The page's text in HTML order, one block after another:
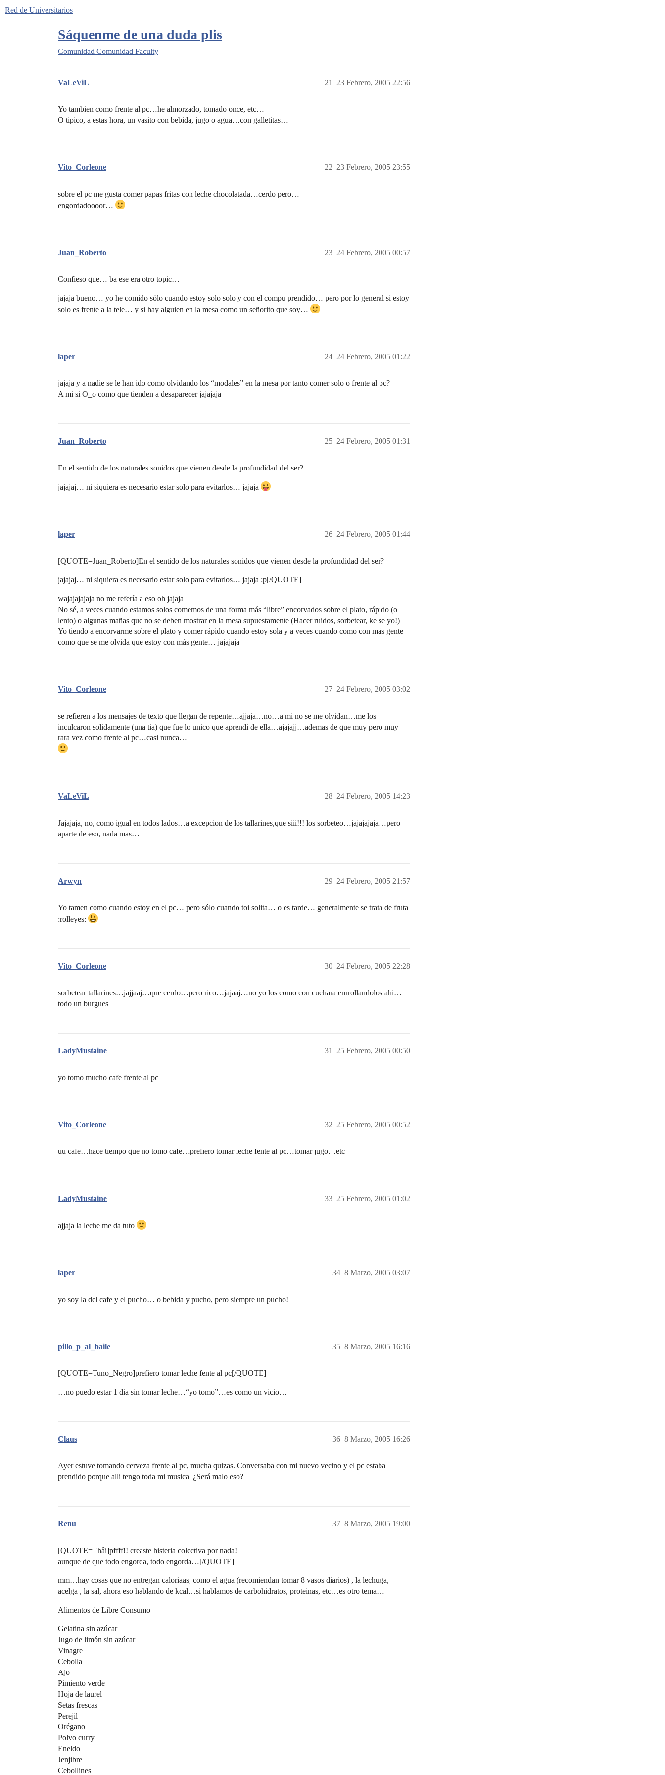
Red de Universitarios
Sáquenme de una duda plis
Comunidad Comunidad Faculty
VaLeViL 23 Febrero, 2005 22:56
21
Yo tambien como frente al pc…he almorzado, tomado once, etc…
O tipico, a estas hora, un vasito con bebida, jugo o agua…con galletitas…
Vito_Corleone 23 Febrero, 2005 23:55
22
sobre el pc me gusta comer papas fritas con leche chocolatada…cerdo pero…
engordadoooor…
Juan_Roberto 24 Febrero, 2005 00:57
23
Confieso que… ba ese era otro topic…
jajaja bueno… yo he comido sólo cuando estoy solo solo y con el compu prendido… pero por lo general si estoy
solo es frente a la tele… y si hay alguien en la mesa como un señorito que soy…
laper 24 Febrero, 2005 01:22
24
jajaja y a nadie se le han ido como olvidando los “modales” en la mesa por tanto comer solo o frente al pc?
A mi si O_o como que tienden a desaparecer jajajaja
Juan_Roberto 24 Febrero, 2005 01:31
25
En el sentido de los naturales sonidos que vienen desde la profundidad del ser?
jajajaj… ni siquiera es necesario estar solo para evitarlos… jajaja
laper 24 Febrero, 2005 01:44
26
[QUOTE=Juan_Roberto]En el sentido de los naturales sonidos que vienen desde la profundidad del ser?
jajajaj… ni siquiera es necesario estar solo para evitarlos… jajaja :p[/QUOTE]
wajajajajaja no me refería a eso oh jajaja
No sé, a veces cuando estamos solos comemos de una forma más “libre” encorvados sobre el plato, rápido (o
lento) o algunas mañas que no se deben mostrar en la mesa supuestamente (Hacer ruidos, sorbetear, ke se yo!)
Yo tiendo a encorvarme sobre el plato y comer rápido cuando estoy sola y a veces cuando como con más gente
como que se me olvida que estoy con más gente… jajajaja
Vito_Corleone 24 Febrero, 2005 03:02
27
se refieren a los mensajes de texto que llegan de repente…ajjaja…no…a mi no se me olvidan…me los
inculcaron solidamente (una tia) que fue lo unico que aprendi de ella…ajajajj…ademas de que muy pero muy
rara vez como frente al pc…casi nunca…
VaLeViL 24 Febrero, 2005 14:23
28
Jajajaja, no, como igual en todos lados…a excepcion de los tallarines,que siii!!! los sorbeteo…jajajajaja…pero
aparte de eso, nada mas…
Arwyn 24 Febrero, 2005 21:57
29
Yo tamen como cuando estoy en el pc… pero sólo cuando toi solita… o es tarde… generalmente se trata de fruta
:rolleyes:
Vito_Corleone 24 Febrero, 2005 22:28
30
sorbetear tallarines…jajjaaj…que cerdo…pero rico…jajaaj…no yo los como con cuchara enrrollandolos ahi…
todo un burgues
LadyMustaine 25 Febrero, 2005 00:50
31
yo tomo mucho cafe frente al pc
Vito_Corleone 25 Febrero, 2005 00:52
32
uu cafe…hace tiempo que no tomo cafe…prefiero tomar leche fente al pc…tomar jugo…etc
LadyMustaine 25 Febrero, 2005 01:02
33
ajjaja la leche me da tuto
laper 8 Marzo, 2005 03:07
34
yo soy la del cafe y el pucho… o bebida y pucho, pero siempre un pucho!
pillo_p_al_baile 8 Marzo, 2005 16:16
35
[QUOTE=Tuno_Negro]prefiero tomar leche fente al pc[/QUOTE]
…no puedo estar 1 dia sin tomar leche…“yo tomo”…es como un vicio…
Claus 8 Marzo, 2005 16:26
36
Ayer estuve tomando cerveza frente al pc, mucha quizas. Conversaba con mi nuevo vecino y el pc estaba
prendido porque alli tengo toda mi musica. ¿Será malo eso?
Renu 8 Marzo, 2005 19:00
37
[QUOTE=Thâi]pffff!! creaste histeria colectiva por nada!
aunque de que todo engorda, todo engorda…[/QUOTE]
mm…hay cosas que no entregan caloriaas, como el agua (recomiendan tomar 8 vasos diarios) , la lechuga,
acelga , la sal, ahora eso hablando de kcal…si hablamos de carbohidratos, proteinas, etc…es otro tema…
Alimentos de Libre Consumo
Gelatina sin azúcar
Jugo de limón sin azúcar
Vinagre
Cebolla
Ajo
Pimiento verde
Hoja de laurel
Setas frescas
Perejil
Orégano
Polvo curry
Eneldo
Jenjibre
Cebollines